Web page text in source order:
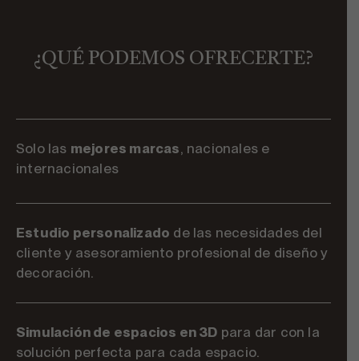
¿QUÉ PODEMOS OFRECERTE?
Solo las mejores marcas, nacionales e
internacionales
Estudio personalizado de las necesidades del
cliente y asesoramiento profesional de diseño y
decoración.
Simulación de espacios en 3D para dar con la
solución perfecta para cada espacio.